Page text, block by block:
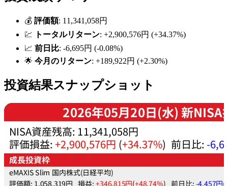
💰 評価額: 11,341,058円
💹
トータルリターン: +2,900,576円 (+34.37%)
📈 前日比: -6,695円 (-0.08%)
🌟 今月のリターン: +189,922円 (+2.30%)
投資結果スナップショット